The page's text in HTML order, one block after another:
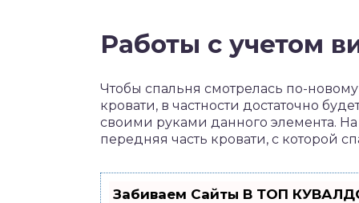
Работы с учетом
Чтобы спальня смотрелась по-
кровати, в частности достаточно
своими руками данного элемента.
передняя часть кровати, с которой
Забиваем Сайты В ТОП